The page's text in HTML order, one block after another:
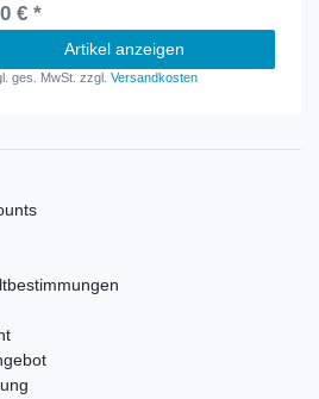
€ *
Artikel anzeigen
ges. MwSt. zzgl.Versandkosten